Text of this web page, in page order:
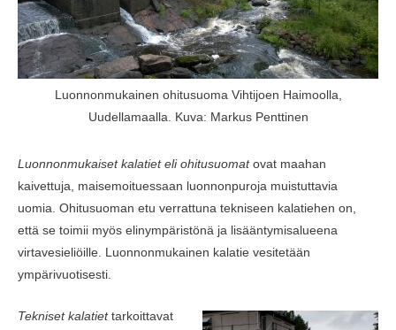
Luonnonmukainen ohitusuoma Vihtijoen Haimoolla,
Uudellamaalla. Kuva: Markus Penttinen
Luonnonmukaiset kalatiet eli ohitusuomatovat maahan
kaivettuja, maisemoituessaan luonnonpuroja muistuttavia
uomia. Ohitusuoman etu verrattuna tekniseen kalatiehen on,
että se toimii myös elinympäristönä ja lisääntymisalueena
virtavesieliöille. Luonnonmukainen kalatie vesitetään
ympärivuotisesti.
Tekniset kalatiettarkoittavat